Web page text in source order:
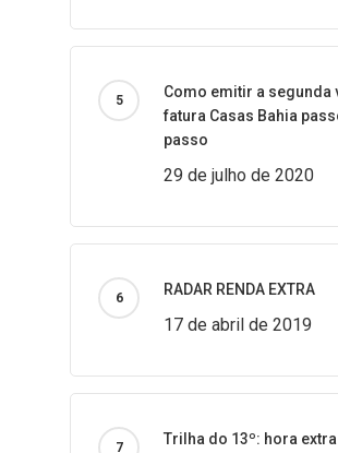
Como emitir a segunda
fatura Casas Bahia
passo
29 de julho de 2020
RADAR RENDA EXTRA
17 de abril de 2019
Trilha do 13º: hora